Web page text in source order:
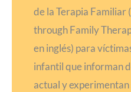
de la Terapia Familiar
through Family
en inglés) para
infantil que informan
actual y